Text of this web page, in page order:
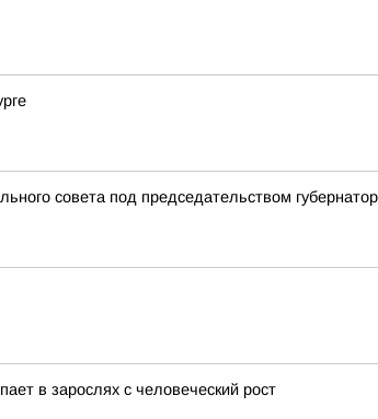
совета под председательством
в зарослях с человеческий рост